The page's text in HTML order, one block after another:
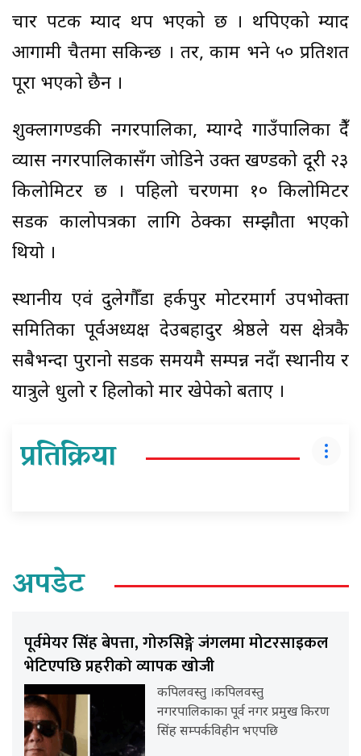
चार पटक म्याद थप भएको छ । थपिएको म्याद
आगामी चैतमा सकिन्छ । तर, काम भने ५० प्रतिशत
पूरा भएको छैन ।
शुक्लागण्डकी नगरपालिका, म्याग्दे गाउँपालिका हुँदै
व्यास नगरपालिकासँग जोडिने उक्त खण्डको दूरी २३
किलोमिटर छ । पहिलो चरणमा १० किलोमिटर
सडक कालोपत्रका लागि ठेक्का सम्झौता भएको
थियो ।
स्थानीय एवं दुलेगौँडा हर्कपुर मोटरमार्ग उपभोक्ता
समितिका पूर्वअध्यक्ष देउबहादुर श्रेष्ठले यस क्षेत्रकै
सबैभन्दा पुरानो सडक समयमै सम्पन्न नहुँदा स्थानीय र
यात्रुले धुलो र हिलोको मार खेपेको बताए ।
प्रतिक्रिया
अपडेट
पूर्वमेयर सिंह बेपत्ता, गोरुसिङ्गे जंगलमा मोटरसाइकल
भेटिएपछि प्रहरीको व्यापक खोजी
कपिलवस्तु ।कपिलवस्तु
नगरपालिकाका पूर्व नगर प्रमुख किरण
सिंह सम्पर्कविहीन भएपछि